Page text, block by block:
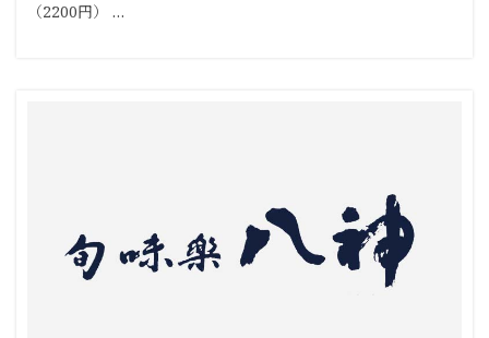
（2200円） …